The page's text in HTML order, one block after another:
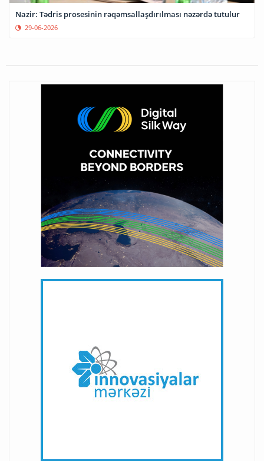
Nazir: Tədris prosesinin rəqəmsallaşdırılması nəzərdə tutulur
29-06-2026